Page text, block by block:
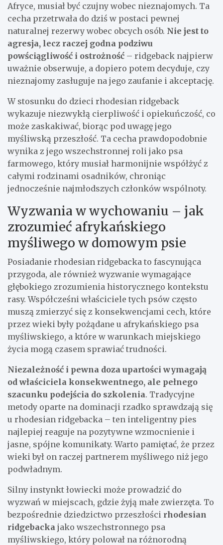
Afryce, musiał być czujny wobec nieznajomych. Ta
cecha przetrwała do dziś w postaci pewnej
naturalnej rezerwy wobec obcych osób. Nie jest to
agresja, lecz raczej godna podziwu
powściągliwość i ostrożność – ridgeback najpierw
uważnie obserwuje, a dopiero potem decyduje, czy
nieznajomy zasługuje na jego zaufanie i akceptację.
W stosunku do dzieci rhodesian ridgeback
wykazuje niezwykłą cierpliwość i opiekuńczość, co
może zaskakiwać, biorąc pod uwagę jego
myśliwską przeszłość. Ta cecha prawdopodobnie
wynika z jego wszechstronnej roli jako psa
farmowego, który musiał harmonijnie współżyć z
całymi rodzinami osadników, chroniąc
jednocześnie najmłodszych członków wspólnoty.
Wyzwania w wychowaniu – jak
zrozumieć afrykańskiego
myśliwego w domowym psie
Posiadanie rhodesian ridgebacka to fascynująca
przygoda, ale również wyzwanie wymagające
głębokiego zrozumienia historycznego kontekstu
rasy. Współcześni właściciele tych psów często
muszą zmierzyć się z konsekwencjami cech, które
przez wieki były pożądane u afrykańskiego psa
myśliwskiego, a które w warunkach miejskiego
życia mogą czasem sprawiać trudności.
Niezależność i pewna doza upartości wymagają
od właściciela konsekwentnego, ale pełnego
szacunku podejścia do szkolenia. Tradycyjne
metody oparte na dominacji rzadko sprawdzają się
u rhodesian ridgebacka – ten inteligentny pies
najlepiej reaguje na pozytywne wzmocnienie i
jasne, spójne komunikaty. Warto pamiętać, że przez
wieki był on raczej partnerem myśliwego niż jego
podwładnym.
Silny instynkt łowiecki może prowadzić do
wyzwań w miejscach, gdzie żyją małe zwierzęta. To
bezpośrednie dziedzictwo przeszłości rhodesian
ridgebacka jako wszechstronnego psa
myśliwskiego, który polował na różnorodną